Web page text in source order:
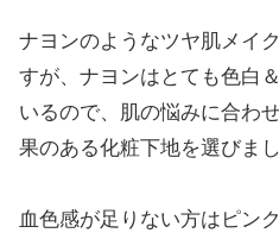
ナヨンのようなツヤ肌メイ
すが、ナヨンはとても色白
いるので、肌の悩みに合わ
果のある化粧下地を選びまし
血色感が足りない方はピン